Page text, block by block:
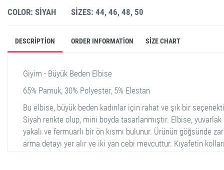
COLOR: SIYAH SIZES: 44, 46, 48, 50
DESCRIPTION ORDER INFORMATION SIZE CHART
Giyim - Büyük Beden Elbise
65% Pamuk, 30% Polyester, 5% Elestan
Bu elbise, büyük beden kadınlar için rahat ve şık bir
Siyah renkte olup, mini boyda tasarlanmıştır. Elbise, yuvarlak
yakalı ve fermuarlı bir ön kısmı bulunur. Ürünün göğsünde
arma detayı yer alır ve iki yan cebi mevcuttur. Kıyafetin